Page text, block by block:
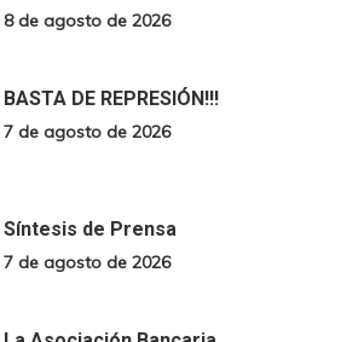
8 de agosto de 2026
BASTA DE REPRESIÓN!!!
7 de agosto de 2026
Síntesis de Prensa
7 de agosto de 2026